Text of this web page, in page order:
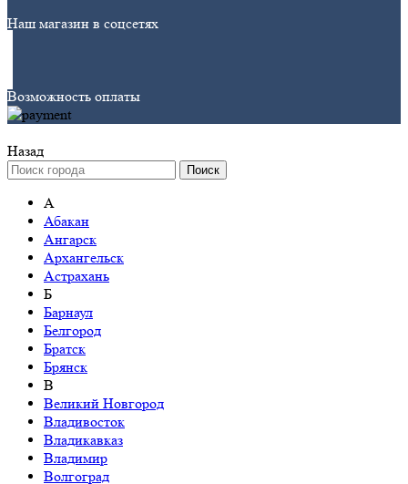
Наш магазин в соцсетях
Возможность оплаты
Назад
Поиск
А
Абакан
Ангарск
Архангельск
Астрахань
Б
Барнаул
Белгород
Братск
Брянск
В
Великий Новгород
Владивосток
Владикавказ
Владимир
Волгоград